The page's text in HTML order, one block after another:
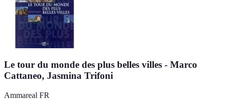
Le tour du monde des plus belles villes - Marco
Cattaneo, Jasmina Trifoni
Ammareal FR